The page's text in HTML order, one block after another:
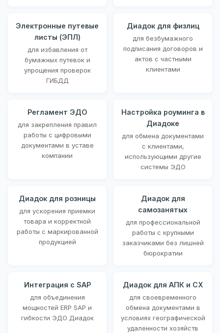
Электронные путевые
листы (ЭПЛ)
для избавления от
бумажных путевок и
упрощения проверок
ГИБДД
Диадок для физлиц
для безбумажного
подписания договоров и
актов с частными
клиентами
Регламент ЭДО
для закрепления правил
работы с цифровыми
документами в уставе
компании
Настройка роуминга в
Диадоке
для обмена документами
с клиентами,
использующими другие
системы ЭДО
Диадок для розницы
для ускорения приемки
товара и корректной
работы с маркированной
продукцией
Диадок для
самозанятых
для профессиональной
работы с крупными
заказчиками без лишней
бюрократии
Интеграция с SAP
для объединения
мощностей ERP SAP и
гибкости ЭДО Диадок
Диадок для АПК и СХ
для своевременного
обмена документами в
условиях географической
удаленности хозяйств